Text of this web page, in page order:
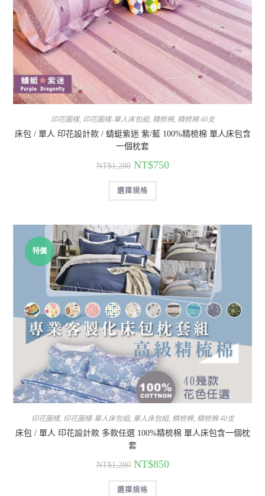
印花圖樣, 印花圖樣-單人床包組, 精梳棉, 精梳棉 40支
床包 / 單人 印花設計款 / 蜻蜓紫迷 紫/藍 100%精梳棉 單人床包含
一個枕套
NT$1,280 NT$750
選擇規格
特價
印花圖樣, 印花圖樣-單人床包組, 單人床包組, 精梳棉, 精梳棉 40支
床包 / 單人 印花設計款 多款任選 100%精梳棉 單人床包含一個枕
套
NT$1,280 NT$850
選擇規格